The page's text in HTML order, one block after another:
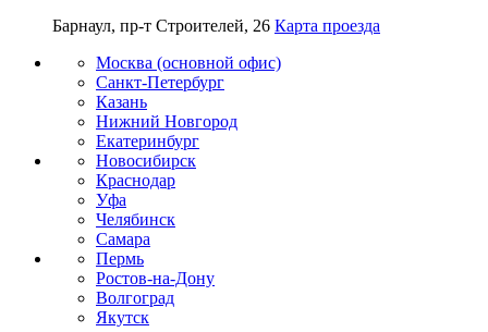
Барнаул, пр-т Строителей, 26 Карта проезда
Москва (основной офис)
Санкт-Петербург
Казань
Нижний Новгород
Екатеринбург
Новосибирск
Краснодар
Уфа
Челябинск
Самара
Пермь
Ростов-на-Дону
Волгоград
Якутск